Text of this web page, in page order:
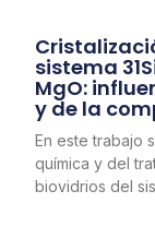
sistema
MgO:
y de la
En este trabajo
química y del
biovidrios del